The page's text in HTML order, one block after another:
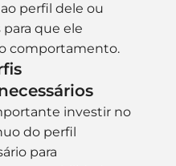
perfil dele ou
que ele
comportamento.
investir no
do perfil
para